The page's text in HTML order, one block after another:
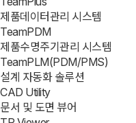
제품데이터관리 시스템
TeamPDM
제품수명주기관리 시스템
TeamPLM(PDM/PMS)
설계 자동화 솔루션
CAD Utility
문서 및 도면 뷰어